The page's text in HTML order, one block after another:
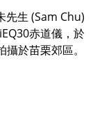
先生 (Sam Chu)
赤道儀，於
於苗栗郊區。